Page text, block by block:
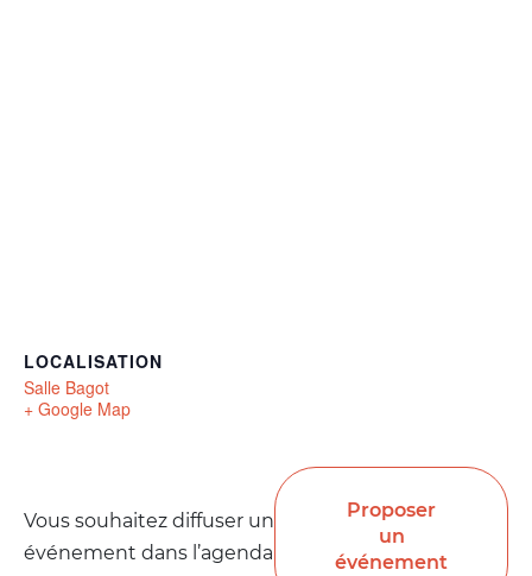
LOCALISATION
Salle Bagot
+ Google Map
Vous souhaitez diffuser un
événement dans l’agenda
Proposer
un
événement